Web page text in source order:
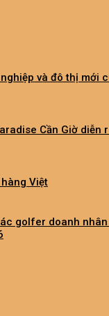
và đô thị mới
Cần Giờ diễn
Việt
golfer doanh